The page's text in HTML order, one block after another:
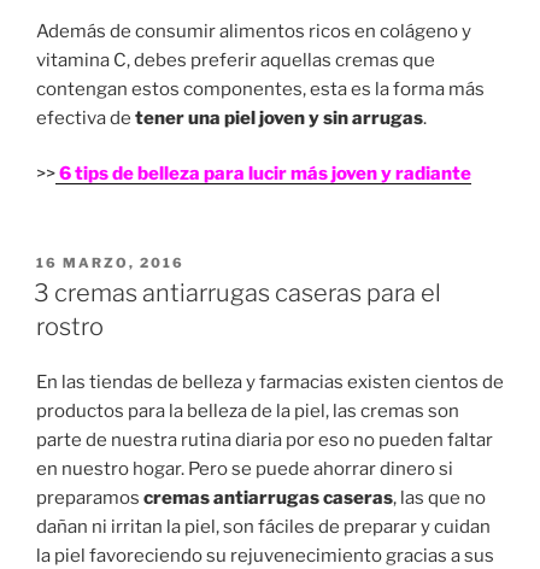
Además de consumir alimentos ricos en colágeno y
vitamina C, debes preferir aquellas cremas que
contengan estos componentes, esta es la forma más
efectiva de tener una piel joven y sin arrugas.
>>6 tips de belleza para lucir más joven y radiante
PUBLICADO
EN
16 MARZO, 2016
3 cremas antiarrugas caseras para el
rostro
En las tiendas de belleza y farmacias existen cientos de
productos para la belleza de la piel, las cremas son
parte de nuestra rutina diaria por eso no pueden faltar
en nuestro hogar. Pero se puede ahorrar dinero si
preparamos cremas antiarrugas caseras, las que no
dañan ni irritan la piel, son fáciles de preparar y cuidan
la piel favoreciendo su rejuvenecimiento gracias a sus